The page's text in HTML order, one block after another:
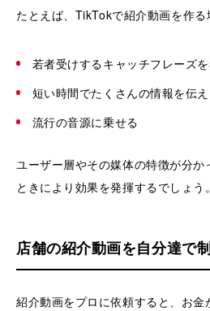
たとえば、TikTokで紹介動画を作
若者受けするキャッチフレーズ
短い時間でたくさんの情報を伝
流行の音源に乗せる
ユーザー層やその媒体の特徴が分
ときにより効果を発揮するでしょう。
店舗の紹介動画を自分達で
紹介動画をプロに依頼すると、お金